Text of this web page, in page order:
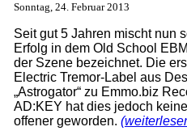
Sonntag, 24. Februar 2013
Seit gut 5 Jahren mischt nun
Erfolg in dem Old School
der Szene bezeichnet. Die
Electric Tremor-Label aus
„Astrogator“ zu Emmo.biz
AD:KEY hat dies jedoch
offener geworden.